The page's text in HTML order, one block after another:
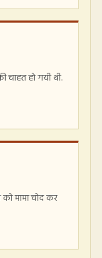
हो गयी थी.
मामा चोद कर